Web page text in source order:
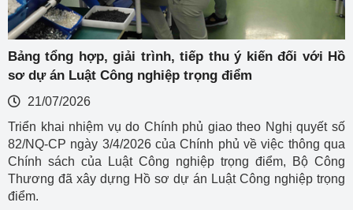
Bảng tổng hợp, giải trình, tiếp thu ý kiến đối với Hồ
sơ dự án Luật Công nghiệp trọng điểm
21/07/2026
Triển khai nhiệm vụ do Chính phủ giao theo Nghị quyết số
82/NQ-CP ngày 3/4/2026 của Chính phủ về việc thông qua
Chính sách của Luật Công nghiệp trọng điểm, Bộ Công
Thương đã xây dựng Hồ sơ dự án Luật Công nghiệp trọng
điểm.